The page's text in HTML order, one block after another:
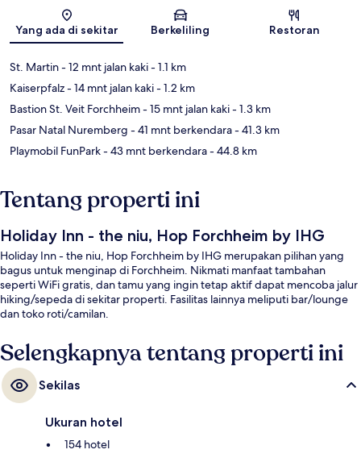
Peta
Yang ada di sekitar Berkeliling Restoran
St. Martin- 12 mnt jalan kaki- 1.1 km
Kaiserpfalz- 14 mnt jalan kaki- 1.2 km
Bastion St. Veit Forchheim- 15 mnt jalan kaki- 1.3 km
Pasar Natal Nuremberg - 41 mnt berkendara- 41.3 km
Playmobil FunPark- 43 mnt berkendara- 44.8 km
Tentang properti ini
Holiday Inn - the niu, Hop Forchheim by IHG
Holiday Inn - the niu, Hop Forchheim by IHG merupakan pilihan yang
bagus untuk menginap di Forchheim. Nikmati manfaat tambahan
seperti WiFi gratis, dan tamu yang ingin tetap aktif dapat mencoba jalur
hiking/sepeda di sekitar properti. Fasilitas lainnya meliputi bar/lounge
dan toko roti/camilan.
Selengkapnya tentang properti ini
Sekilas
Ukuran hotel
154 hotel